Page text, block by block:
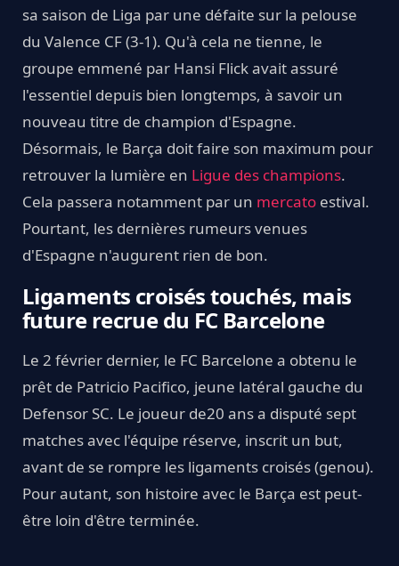
sa saison de Liga par une défaite sur la pelouse
du Valence CF (3-1). Qu'à cela ne tienne, le
groupe emmené par Hansi Flick avait assuré
l'essentiel depuis bien longtemps, à savoir un
nouveau titre de champion d'Espagne.
Désormais, le Barça doit faire son maximum pour
retrouver la lumière en Ligue des champions.
Cela passera notamment par un mercato estival.
Pourtant, les dernières rumeurs venues
d'Espagne n'augurent rien de bon.
Ligaments croisés touchés, mais
future recrue du FC Barcelone
Le 2 février dernier, le FC Barcelone a obtenu le
prêt de Patricio Pacifico, jeune latéral gauche du
Defensor SC. Le joueur de20 ans a disputé sept
matches avec l'équipe réserve, inscrit un but,
avant de se rompre les ligaments croisés (genou).
Pour autant, son histoire avec le Barça est peut-
être loin d'être terminée.